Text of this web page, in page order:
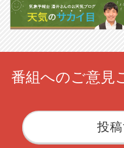
番組へのご意見
投